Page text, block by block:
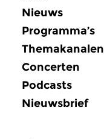
Nieuws
Programma’s
Themakanalen
Concerten
Podcasts
Nieuwsbrief